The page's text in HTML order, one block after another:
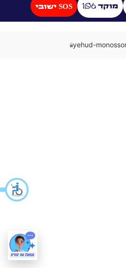
מוקד SOS ישובי
yehud-